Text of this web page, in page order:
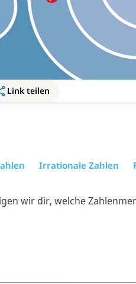
Link teilen
Irrationale Zahlen
wir dir, welche